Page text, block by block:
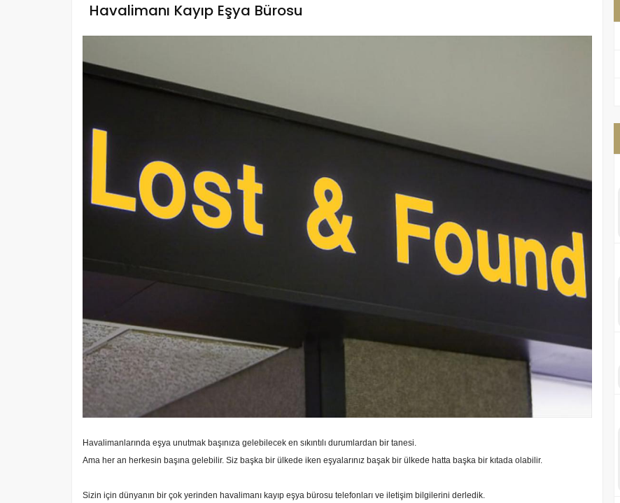
Havalimanı Kayıp Eşya Bürosu
Havalimanlarında eşya unutmak başınıza gelebilecek en sıkıntılı durumlardan bir tanesi.
Ama her an herkesin başına gelebilir. Siz başka bir ülkede iken eşyalarınız başak bir ülkede hatta başka bir kıtada olabilir.
Sizin için dünyanın bir çok yerinden havalimanı kayıp eşya bürosu telefonları ve iletişim bilgilerini derledik.